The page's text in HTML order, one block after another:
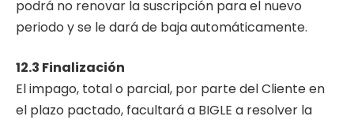
podrá no renovar la suscripción para el nuevo
periodo y se le dará de baja automáticamente.
12.3 Finalización
El impago, total o parcial, por parte del Cliente en
el plazo pactado, facultará a BIGLE a resolver la